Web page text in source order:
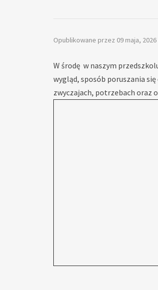
Opublikowane przez 09 maja, 2026
W środę w naszym
wygląd, sposób poruszania
zwyczajach, potrzebach oraz